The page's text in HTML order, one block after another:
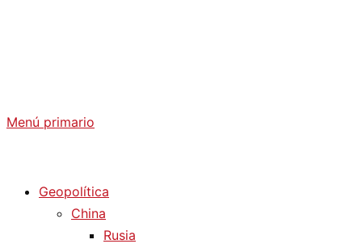
Menú primario
Geopolítica
China
Rusia